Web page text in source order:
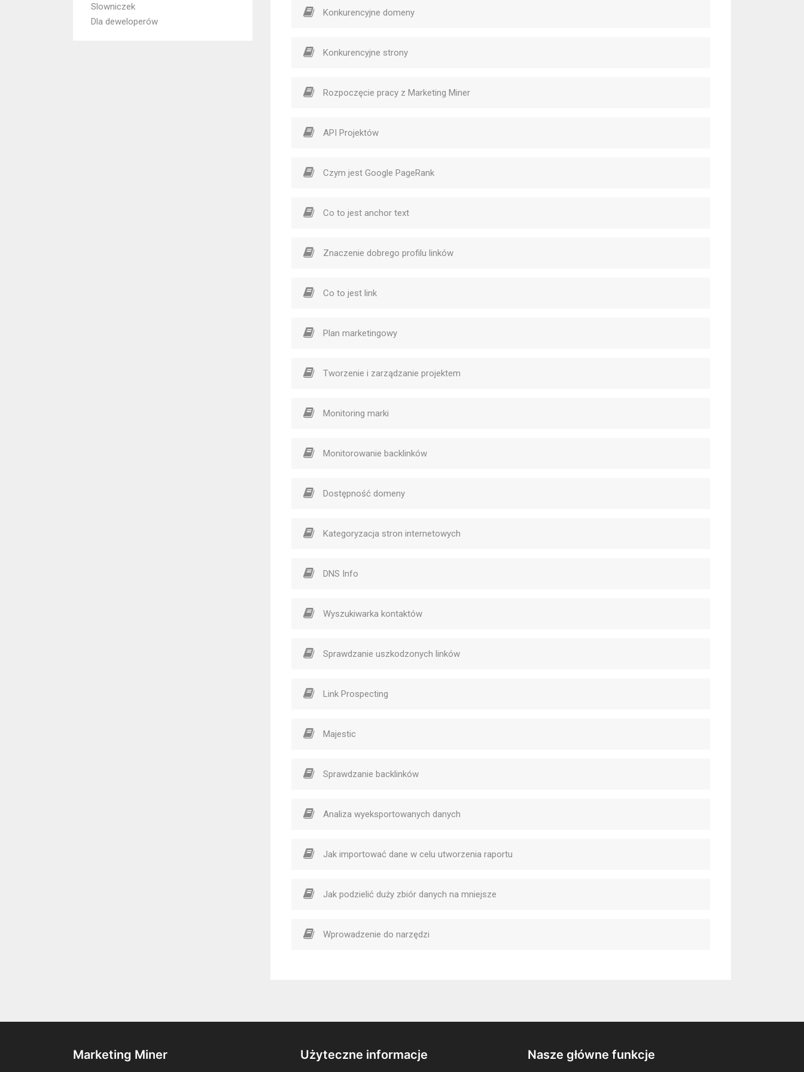
Slowniczek
Dla deweloperów
Konkurencyjne domeny
Konkurencyjne strony
Rozpoczęcie pracy z Marketing Miner
API Projektów
Czym jest Google PageRank
Co to jest anchor text
Znaczenie dobrego profilu linków
Co to jest link
Plan marketingowy
Tworzenie i zarządzanie projektem
Monitoring marki
Monitorowanie backlinków
Dostępność domeny
Kategoryzacja stron internetowych
DNS Info
Wyszukiwarka kontaktów
Sprawdzanie uszkodzonych linków
Link Prospecting
Majestic
Sprawdzanie backlinków
Analiza wyeksportowanych danych
Jak importować dane w celu utworzenia raportu
Jak podzielić duży zbiór danych na mniejsze
Wprowadzenie do narzędzi
Marketing Miner Użyteczne informacje Nasze główne funkcje